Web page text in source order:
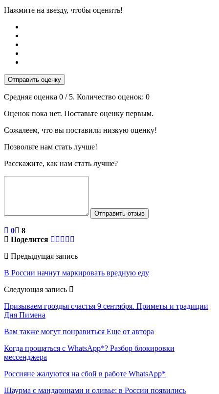
Нажмите на звезду, чтобы оценить!
Отправить оценку
Средняя оценка 0 / 5. Количество оценок: 0
Оценок пока нет. Поставьте оценку первым.
Сожалеем, что вы поставили низкую оценку!
Позвольте нам стать лучше!
Расскажите, как нам стать лучше?
Отправить отзыв
0
8
Поделится
Предыдущая запись
В России начнут маркировать вредную еду
Следующая запись
Призываем гроздья счастья 9 сентября. Приметы и традиции
Дня Пимена
Вам также могут понравиться Еще от автора
Когда прощаться с WhatsApp*? Разбор блокировки
мессенджера
Россияне жалуются на сбой в работе WhatsApp*
Шаурма с мандаринами и оливье: в России появились